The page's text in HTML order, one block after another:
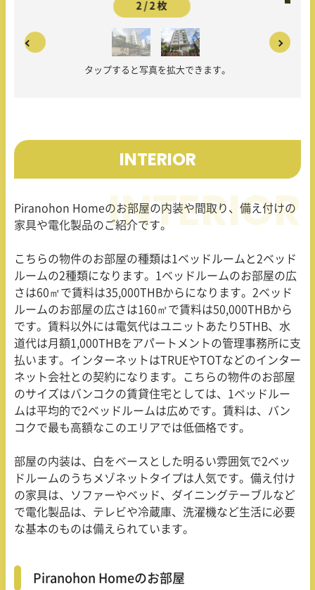
2 / 2 枚
タップすると写真を拡大できます。
INTERIOR
Piranohon Homeのお部屋の内装や間取り、備え付けの
家具や電化製品のご紹介です。
こちらの物件のお部屋の種類は1 ベッドルームと2ベッド
ルームの2種類になります。 1 ベッドルームのお部屋の広
さは60㎡で賃料は35,000THBからになります。 2ベッド
ルームのお部屋の広さは160㎡で賃料は50,000THBから
です。賃料以外には電気代はユニットあたり 5THB、水
道代は月額1,000THBをアパートメントの管理事務所に支
払います。インターネットはTRUEやTOTなどのインター
ネット会社との契約になります。こちらの物件のお部屋
のサイズはバンコクの賃貸住宅としては、
1 ベッドルー
ムは平均的で2ベッドルームは広めです。賃料は、バン
コクで最も高額なこのエリアでは低価格です。
部屋の内装は、白をベースとした明るい雰囲気で2ベッ
ドルームのうちメゾネットタイプは人気です。備え付け
の家具は、ソファーやベッド、ダイニングテーブルなど
で電化製品は、テレビや冷蔵庫、洗濯機など生活に必要
な基本のものは備えられています。
Piranohon Homeのお部屋